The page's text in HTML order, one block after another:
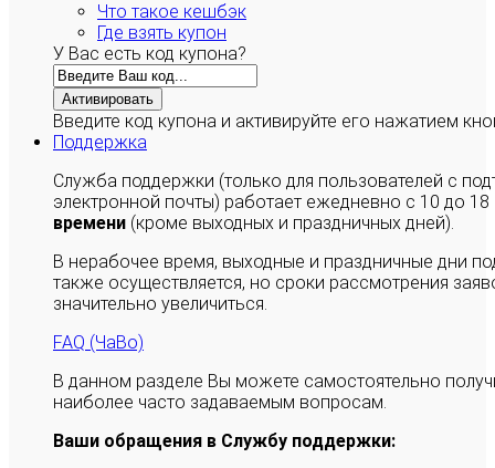
Что такое кешбэк
Где взять купон
У Вас есть код купона?
Активировать
Введите код купона и активируйте его нажатием
Поддержка
Служба поддержки (только для пользователей с
электронной почты) работает ежедневно с 10 до
времени (кроме выходных и праздничных дней).
В нерабочее время, выходные и праздничные дни
также осуществляется, но сроки рассмотрения
значительно увеличиться.
FAQ (ЧаВо)
В данном разделе Вы можете самостоятельно
наиболее часто задаваемым вопросам.
Ваши обращения в Службу поддержки: